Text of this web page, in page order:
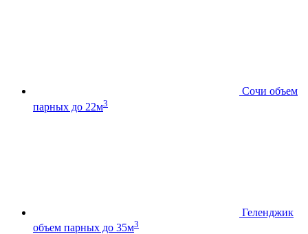
Сочи объем
парных до 22м3
Геленджик
объем парных до 35м3